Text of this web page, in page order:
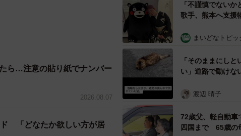
ら…注意の貼り紙でナンバー
2026.08.07
「どなたか欲しい方が居
「不謹慎でないか
歌手、熊本へ支援
めらい 「痛いほ
まいどなトピッ
「そのままにしと
い」道路で動けな
ようとした4日間
表の訴え
渡辺 晴子
72歳父、軽自動車
四国まで 65歳の